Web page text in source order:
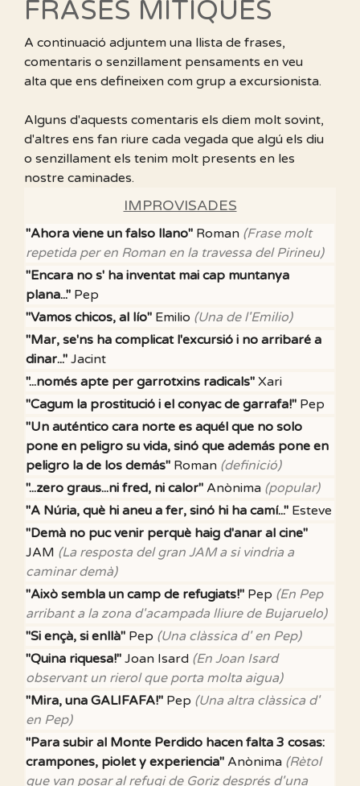
FRASES MÍTIQUES
A continuació adjuntem una llista de frases,
comentaris o senzillament pensaments en veu
alta que ens defineixen com grup a excursionista.
Alguns d'aquests comentaris els diem molt sovint,
d'altres ens fan riure cada vegada que algú els diu
o senzillament els tenim molt presents en les
nostre caminades.
IMPROVISADES
"Ahora viene un falso llano" Roman (Frase molt
repetida per en Roman en la travessa del Pirineu)
"Encara no s' ha inventat mai cap muntanya
plana..." Pep
"Vamos chicos, al lío" Emilio (Una de l'Emilio)
"Mar, se'ns ha complicat l'excursió i no arribaré a
dinar..." Jacint
"...només apte per garrotxins radicals" Xari
"Cagum la prostitució i el conyac de garrafa!" Pep
"Un auténtico cara norte es aquél que no solo
pone en peligro su vida, sinó que además pone en
peligro la de los demás" Roman (definició)
"...zero graus...ni fred, ni calor" Anònima (popular)
"A Núria, què hi aneu a fer, sinó hi ha camí..." Esteve
"Demà no puc venir perquè haig d'anar al cine"
JAM (La resposta del gran JAM a si vindria a
caminar demà)
"Això sembla un camp de refugiats!" Pep (En Pep
arribant a la zona d'acampada lliure de Bujaruelo)
"Si ençà, si enllà" Pep (Una clàssica d' en Pep)
"Quina riquesa!" Joan Isard (En Joan Isard
observant un rierol que porta molta aigua)
"Mira, una GALIFAFA!" Pep (Una altra clàssica d'
en Pep)
"Para subir al Monte Perdido hacen falta 3 cosas:
crampones, piolet y experiencia" Anònima (Rètol
que van posar al refugi de Goriz després d'una